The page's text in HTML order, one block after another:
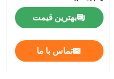
بهترین قیمت
تماس با ما